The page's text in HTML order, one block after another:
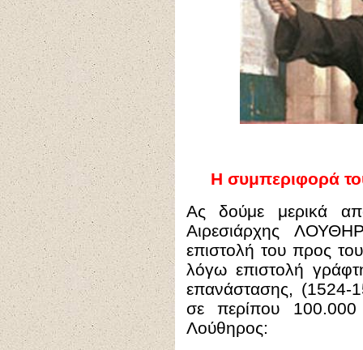
Η συμπεριφορά
Ας δούμε μερικά
Αιρεσιάρχης
επιστολή του προς
λόγω επιστολή
επανάστασης, (1524-
σε περίπου
Λούθηρος: